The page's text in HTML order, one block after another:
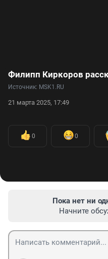
Источник: MSK1.RU
21 марта 2025, 17:49
0 0
Пока нет ни
Начните